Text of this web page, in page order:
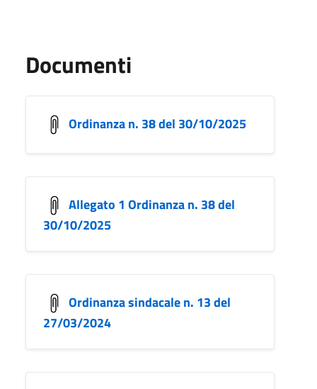
Documenti
Ordinanza n. 38 del 30/10/2025
Allegato 1 Ordinanza n. 38 del
30/10/2025
Ordinanza sindacale n. 13 del
27/03/2024